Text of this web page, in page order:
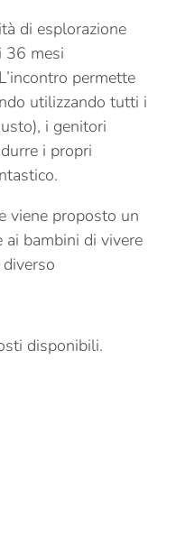
di esplorazione
36 mesi
permette
utilizzando tutti i
i genitori
i propri
viene proposto un
bambini di vivere
diverso
disponibili.